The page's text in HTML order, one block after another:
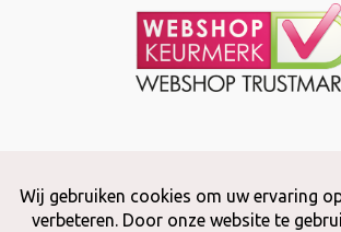
Copyright © 2026